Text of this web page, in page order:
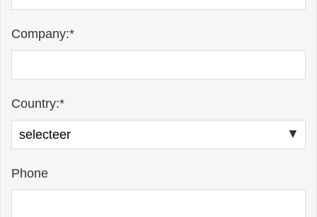
Company:*
Country:*
Phone